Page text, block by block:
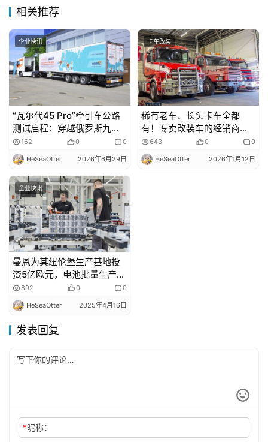
相关推荐
企业快讯
“瓦尔代45 Pro”牵引车公路
测试启程：穿越俄罗斯九大
城市，展示新版长途牵引车
162 0 0
HeSeaOtter 2026年6月29日
卡车改装
稀有老车、长头卡车全都
有！专卖改装车的经销商？
走进荷兰Versteijnen
Trucks
643 0 0
HeSeaOtter 2026年1月12日
企业快讯
曼恩为其纽伦堡生产基地投
资5亿欧元，电池批量生产启
动892 0 0
HeSeaOtter 2025年4月16日
发表回复
*昵称：